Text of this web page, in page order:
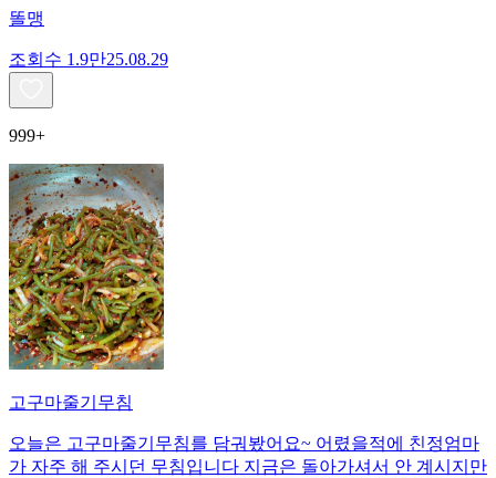
똘맹
조회수 1.9만25.08.29
999+
고구마줄기무침
오늘은 고구마줄기무침를 담궈봤어요~ 어렸을적에 친정엄마
가 자주 해 주시던 무침입니다 지금은 돌아가셔서 안 계시지만